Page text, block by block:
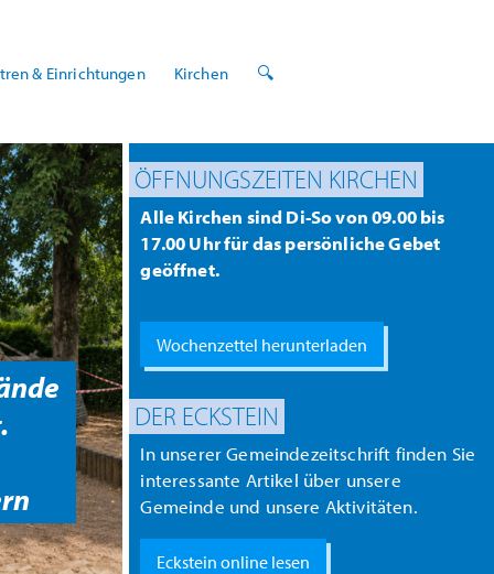
& Einrichtungen Kirchen 🔍
ÖFFNUNGSZEITEN KIRCHEN
Alle Kirchen sind Di-So von 09.00 bis
17.00 Uhr für das persönliche Gebet
geöffnet.
Wochenzettel herunterladen
DER ECKSTEIN
In unserer Gemeindezeitschrift finden Sie
interessante Artikel über unsere
Gemeinde und unsere Aktivitäten.
Eckstein online lesen